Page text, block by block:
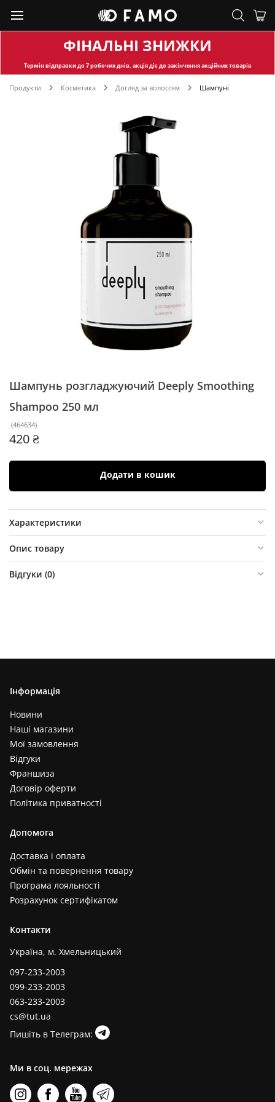
ФІНАЛЬНІ ЗНИЖКИ
Термін відправкидо 7 робочих днів, акція діє до закінчення акційних товарів
Продукти Косметика Догляд за волоссям Шампуні
Шампунь розгладжуючий Deeply Smoothing
Shampoo 250 мл
(464634)
420 ₴
Додати в кошик
Характеристики
Опис товару
Відгуки (0)
Інформація
Новини
Наші магазини
Мої замовлення
Відгуки
Франшиза
Договір оферти
Політика приватності
Допомога
Доставка і оплата
Обмін та повернення товару
Програма лояльності
Розрахунок сертифікатом
Контакти
Україна, м. Хмельницький
097-233-2003
099-233-2003
063-233-2003
cs@tut.ua
Пишіть в Телеграм:
Ми в соц. мережах